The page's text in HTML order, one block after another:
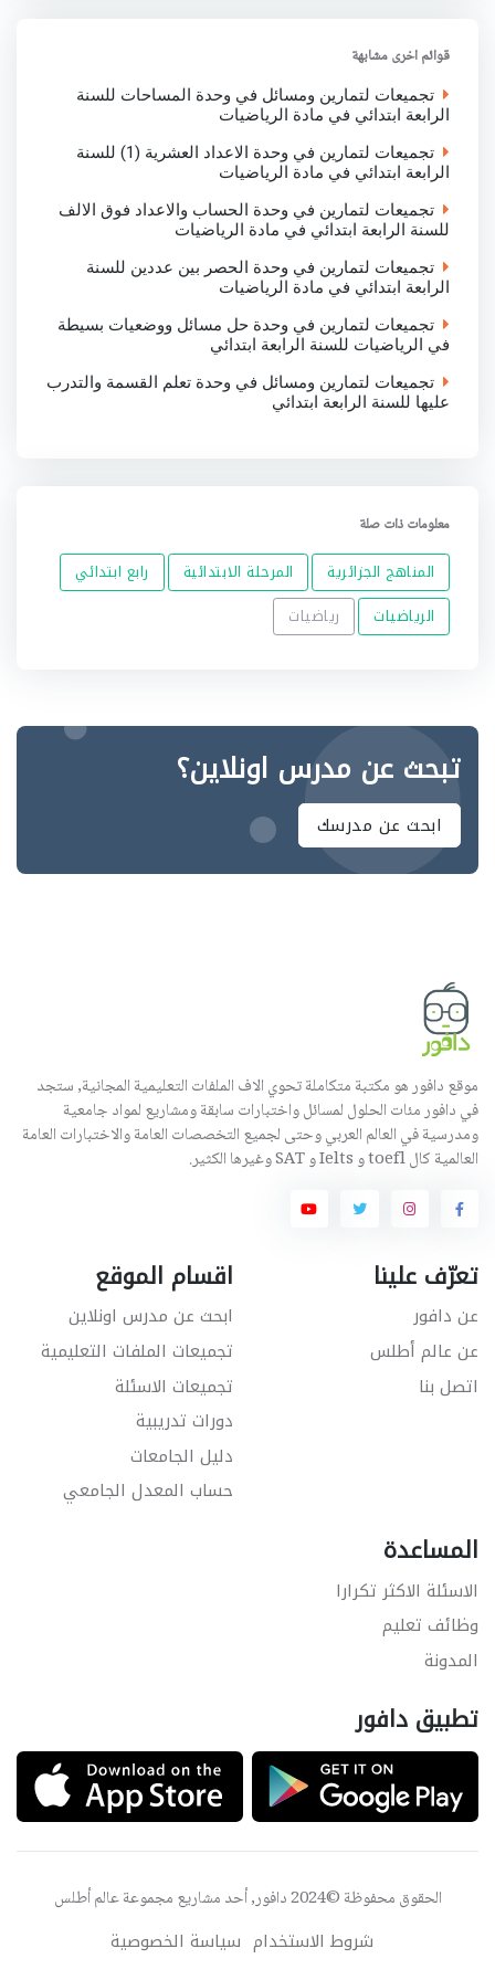
قوائم اخرى مشابهة
تجميعات لتمارين ومسائل في وحدة المساحات للسنة
الرابعة ابتدائي في مادة الرياضيات
تجميعات لتمارين في وحدة الاعداد العشرية (1) للسنة
الرابعة ابتدائي في مادة الرياضيات
تجميعات لتمارين في وحدة الحساب والاعداد فوق الالف
للسنة الرابعة ابتدائي في مادة الرياضيات
تجميعات لتمارين في وحدة الحصر بين عددين للسنة
الرابعة ابتدائي في مادة الرياضيات
تجميعات لتمارين في وحدة حل مسائل ووضعيات بسيطة
في الرياضيات للسنة الرابعة ابتدائي
تجميعات لتمارين ومسائل في وحدة تعلم القسمة والتدرب
عليها للسنة الرابعة ابتدائي
معلومات ذات صلة
المناهج الجزائرية المرحلة الابتدائية
رابع ابتدائي
الرياضيات
رياضيات
تبحث عن مدرس اونلاين؟
ابحث عن مدرسك
موقع دافور هو مكتبة متكاملة تحوي الاف الملفات التعليمية المجانية, ستجد
في دافور مئات الحلول لمسائل واختبارات سابقة ومشاريع لمواد جامعية
ومدرسية في العالم العربي وحتى لجميع التخصصات العامة والاختبارات العامة
العالمية كال toefl و Ielts و SAT وغيرها الكثير.
تعرّف علينا
عن دافور
عن عالم أطلس
اتصل بنا
اقسام الموقع
ابحث عن مدرس اونلاين
تجميعات الملفات التعليمية
تجميعات الاسئلة
دورات تدريبية
دليل الجامعات
حساب المعدل الجامعي
المساعدة
الاسئلة الاكثر تكرارا
وظائف تعليم
المدونة
تطبيق دافور
الحقوق محفوظة ©2024 دافور, أحد مشاريع مجموعة عالم أطلس
شروط الاستخدام سياسة الخصوصية